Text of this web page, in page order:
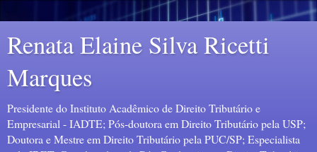
Renata Elaine Silva Ricetti
Marques
Presidente do Instituto Acadêmico de Direito Tributário e
Empresarial - IADTE; Pós-doutora em Direito Tributário pela USP;
Doutora e Mestre em Direito Tributário pela PUC/SP; Especialista